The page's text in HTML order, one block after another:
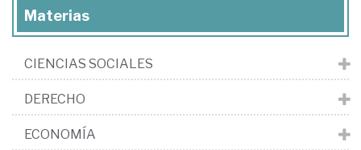
Materias
CIENCIAS SOCIALES
DERECHO
ECONOMÍA